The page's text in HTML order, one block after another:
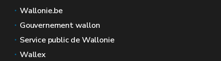
Wallonie.be
Gouvernement wallon
Service public de Wallonie
Wallex